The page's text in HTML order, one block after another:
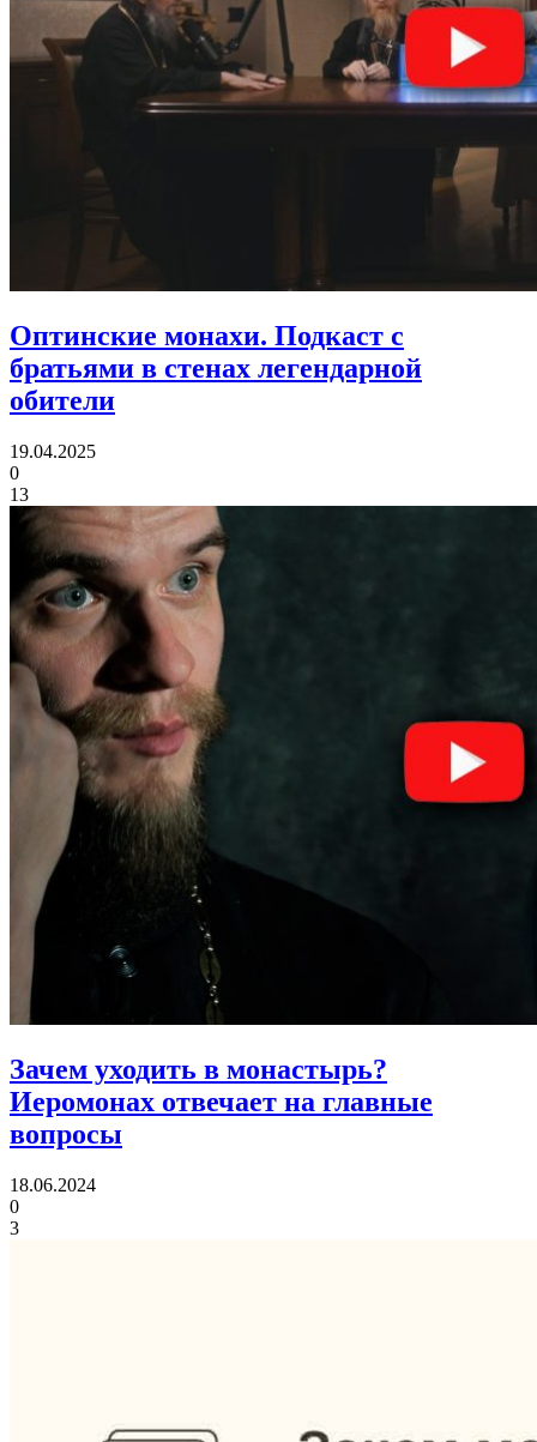
Оптинские монахи. Подкаст с
братьями в стенах легендарной
обители
19.04.2025
0
13
Зачем уходить в монастырь?
Иеромонах отвечает на главные
вопросы
18.06.2024
0
3